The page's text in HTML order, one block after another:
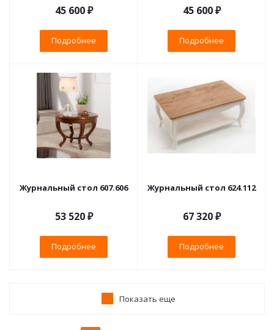
45 600 ₽
Подробнее
45 600 ₽
Подробнее
Журнальный стол 607.606
53 520 ₽
Подробнее
Журнальный стол 624.112
67 320 ₽
Подробнее
Показать еще